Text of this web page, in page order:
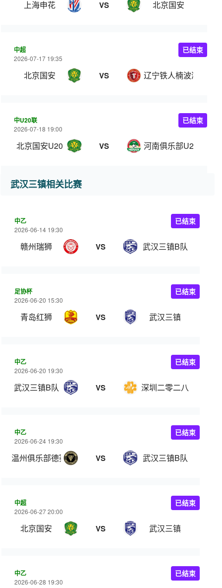
上海申花 VS 北京国安
中超
2026-07-17 19:35
北京国安 VS 辽宁铁人楠波湾
已结束
中U20联
2026-07-18 19:00
北京国安U20 VS 河南俱乐部U20
已结束
武汉三镇相关比赛
中乙
2026-06-14 19:30
赣州瑞狮 VS 武汉三镇B队
已结束
足协杯
2026-06-20 15:30
青岛红狮 VS 武汉三镇
已结束
中乙
2026-06-20 19:30
武汉三镇B队 VS 深圳二零二八
已结束
中乙
2026-06-24 19:30
温州俱乐部德赛 VS 武汉三镇B队
已结束
中超
2026-06-27 20:00
北京国安 VS 武汉三镇
已结束
中乙
2026-06-28 19:30
已结束